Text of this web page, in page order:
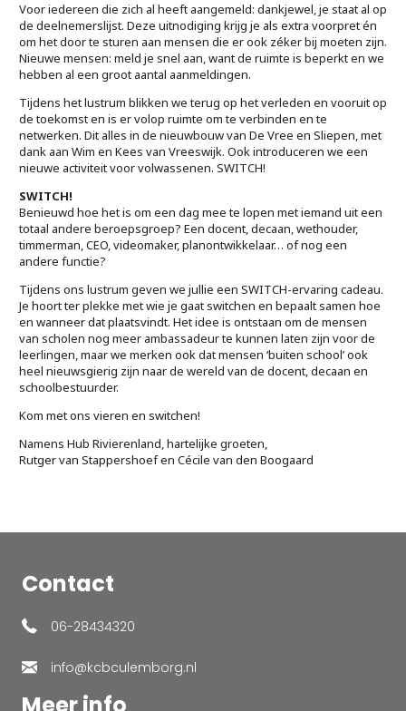
Voor iedereen die zich al heeft aangemeld: dankjewel, je staat al op
de deelnemerslijst. Deze uitnodiging krijg je als extra voorpret én
om het door te sturen aan mensen die er ook zéker bij moeten zijn.
Nieuwe mensen: meld je snel aan, want de ruimte is beperkt en we
hebben al een groot aantal aanmeldingen.
Tijdens het lustrum blikken we terug op het verleden en vooruit op
de toekomst en is er volop ruimte om te verbinden en te
netwerken. Dit alles in de nieuwbouw van De Vree en Sliepen, met
dank aan Wim en Kees van Vreeswijk. Ook introduceren we een
nieuwe activiteit voor volwassenen. SWITCH!
SWITCH!
Benieuwd hoe het is om een dag mee te lopen met iemand uit een
totaal andere beroepsgroep? Een docent, decaan, wethouder,
timmerman, CEO, videomaker, planontwikkelaar… of nog een
andere functie?
Tijdens ons lustrum geven we jullie een SWITCH-ervaring cadeau.
Je hoort ter plekke met wie je gaat switchen en bepaalt samen hoe
en wanneer dat plaatsvindt. Het idee is ontstaan om de mensen
van scholen nog meer ambassadeur te kunnen laten zijn voor de
leerlingen, maar we merken ook dat mensen ‘buiten school’ ook
heel nieuwsgierig zijn naar de wereld van de docent, decaan en
schoolbestuurder.
Kom met ons vieren en switchen!
Namens Hub Rivierenland, hartelijke groeten,
Rutger van Stappershoef en Cécile van den Boogaard
Contact
06-28434320
info@kcbculemborg.nl